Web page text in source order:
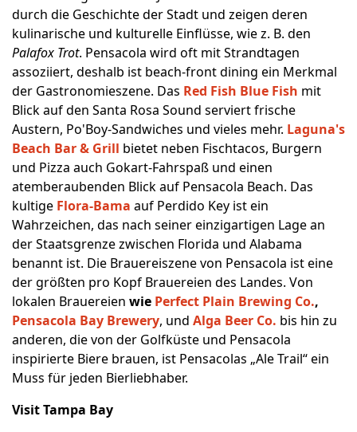
durch die Geschichte der Stadt und zeigen deren
kulinarische und kulturelle Einflüsse, wie z. B. den
Palafox Trot. Pensacola wird oft mit Strandtagen
assoziiert, deshalb ist beach-front dining ein Merkmal
der Gastronomieszene. Das Red Fish Blue Fish mit
Blick auf den Santa Rosa Sound serviert frische
Austern, Po'Boy-Sandwiches und vieles mehr. Laguna's
Beach Bar & Grill bietet neben Fischtacos, Burgern
und Pizza auch Gokart-Fahrspaß und einen
atemberaubenden Blick auf Pensacola Beach. Das
kultige Flora-Bama auf Perdido Key ist ein
Wahrzeichen, das nach seiner einzigartigen Lage an
der Staatsgrenze zwischen Florida und Alabama
benannt ist. Die Brauereiszene von Pensacola ist eine
der größten pro Kopf Brauereien des Landes. Von
lokalen Brauereien wie Perfect Plain Brewing Co.,
Pensacola Bay Brewery, und Alga Beer Co. bis hin zu
anderen, die von der Golfküste und Pensacola
inspirierte Biere brauen, ist Pensacolas „Ale Trail“ ein
Muss für jeden Bierliebhaber.
Visit Tampa Bay